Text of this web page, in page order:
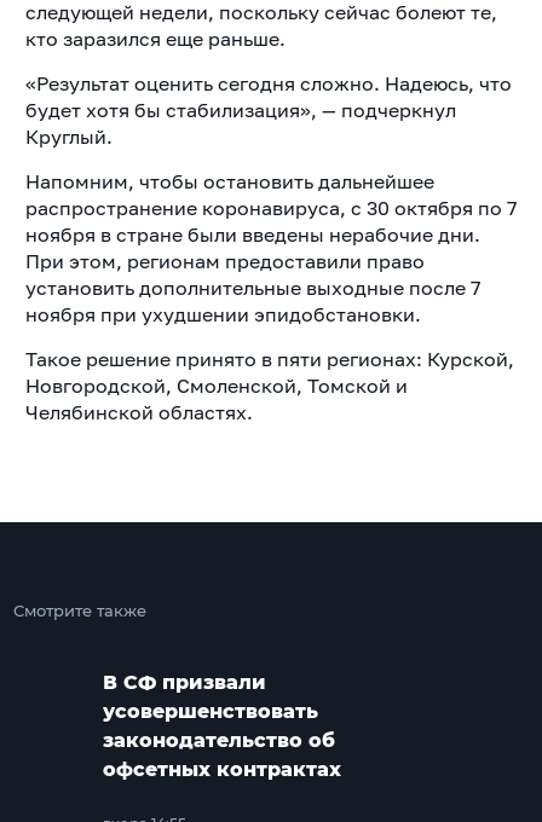
следующей недели, поскольку сейчас болеют те,
кто заразился еще раньше.
«Результат оценить сегодня сложно. Надеюсь, что
будет хотя бы стабилизация», — подчеркнул
Круглый.
Напомним, чтобы остановить дальнейшее
распространение коронавируса, с 30 октября по 7
ноября в стране были введены нерабочие дни.
При этом, регионам предоставили право
установить дополнительные выходные после 7
ноября при ухудшении эпидобстановки.
Такое решение принято в пяти регионах: Курской,
Новгородской, Смоленской, Томской и
Челябинской областях.
Смотрите также
В СФ призвали
усовершенствовать
законодательство об
офсетных контрактах